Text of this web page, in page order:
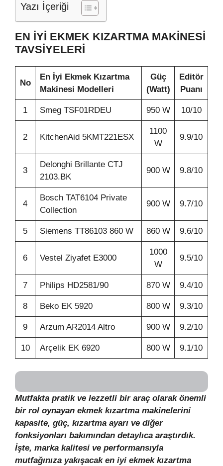
Yazı İçeriği
EN İYİ EKMEK KIZARTMA MAKİNESİ
TAVSİYELERİ
No
En İyi Ekmek Kızartma
Makinesi Modelleri
Güç
(Watt)
Editör
Puanı
1 Smeg TSF01RDEU 950 W 10/10
2 KitchenAid 5KMT221ESX
1100
W
9.9/10
3
Delonghi Brillante CTJ
2103.BK
900 W 9.8/10
4
Bosch TAT6104 Private
Collection
900 W 9.7/10
5 Siemens TT86103 860 W 860 W 9.6/10
6 Vestel Ziyafet E3000
1000
W
9.5/10
7 Philips HD2581/90 870 W 9.4/10
8 Beko EK 5920 800 W 9.3/10
9 Arzum AR2014 Altro 900 W 9.2/10
10 Arçelik EK 6920 800 W 9.1/10
Mutfakta pratik ve lezzetli bir araç olarak önemli
bir rol oynayan ekmek kızartma makinelerini
kapasite, güç, kızartma ayarı ve diğer
fonksiyonları bakımından detaylıca araştırdık.
İşte, marka kalitesi ve performansıyla
mutfağınıza yakışacak en iyi ekmek kızartma